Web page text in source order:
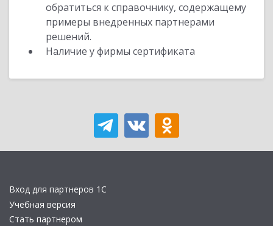
обратиться к справочнику, содержащему
примеры внедренных партнерами
решений.
Наличие у фирмы сертификата
Вход для партнеров 1С
Учебная версия
Стать партнером